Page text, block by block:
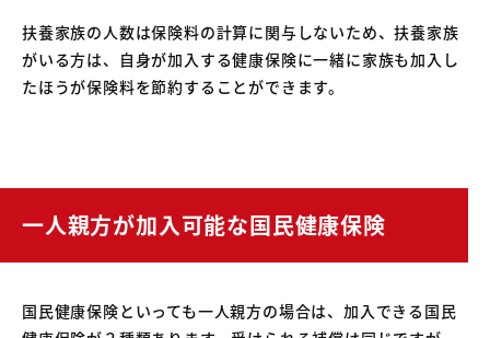
扶養家族の人数は保険料の計算に関与しないため、扶養家族
がいる方は、自身が加入する健康保険に一緒に家族も加入し
たほうが保険料を節約することができます。
一人親方が加入可能な国民健康保険
国民健康保険といっても一人親方の場合は、加入できる国民